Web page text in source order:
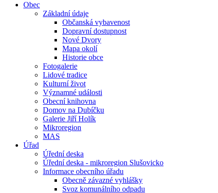
Obec
Základní údaje
Občanská vybavenost
Dopravní dostupnost
Nové Dvory
Mapa okolí
Historie obce
Fotogalerie
Lidové tradice
Kulturní život
Významné události
Obecní knihovna
Domov na Dubíčku
Galerie Jiří Holík
Mikroregion
MAS
Úřad
Úřední deska
Úřední deska - mikroregion Slušovicko
Informace obecního úřadu
Obecně závazné vyhlášky
Svoz komunálního odpadu